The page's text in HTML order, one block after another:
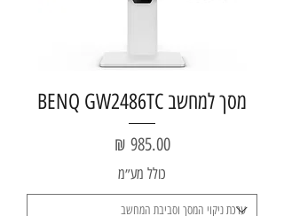
מסך למחשב BENQ GW2486TC
מחיר‏985.00 ‏₪
כולל מע״מ